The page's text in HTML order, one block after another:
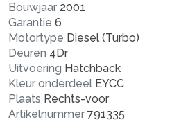
Bouwjaar 2001
Garantie 6
Motortype Diesel (Turbo)
Deuren 4Dr
Uitvoering Hatchback
Kleur onderdeel EYCC
Plaats Rechts-voor
Artikelnummer 791335